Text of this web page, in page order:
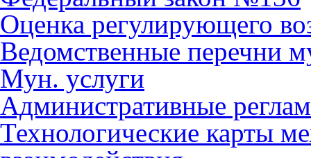
Оценка регулирующего
Ведомственные перечни
Мун. услуги
Административные
Технологические карты